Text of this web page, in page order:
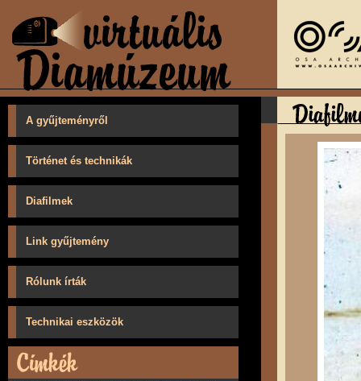
A gyűjteményről
Történet és technikák
Diafilmek
Link gyűjtemény
Rólunk írták
Technikai eszközök